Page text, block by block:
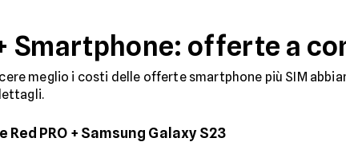
Smartphone: offerte a
meglio i costi delle offerte smartphone più SIM
Red PRO + Samsung Galaxy S23